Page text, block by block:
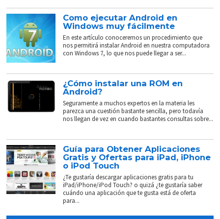
Como ejecutar Android en
Windows muy fácilmente
En este artículo conoceremos un procedimiento que
nos permitirá instalar Android en nuestra computadora
con Windows 7, lo que nos puede llegar a ser...
¿Cómo instalar una ROM en
Android?
Seguramente a muchos expertos en la materia les
parezca una cuestión bastante sencilla, pero todavía
nos llegan de vez en cuando bastantes consultas sobre...
Guía para Obtener Aplicaciones
Gratis y Ofertas para iPad, iPhone
o iPod Touch
¿Te gustaría descargar aplicaciones gratis para tu
iPad/iPhone/iPod Touch? o quizá ¿te gustaría saber
cuándo una aplicación que te gusta está de oferta
para...